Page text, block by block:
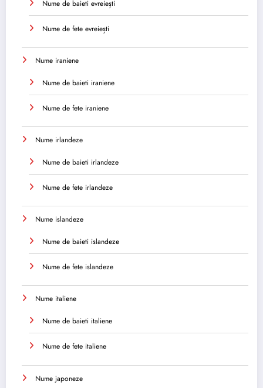
Nume de baieti evreiești
Nume de fete evreiești
Nume iraniene
Nume de baieti iraniene
Nume de fete iraniene
Nume irlandeze
Nume de baieti irlandeze
Nume de fete irlandeze
Nume islandeze
Nume de baieti islandeze
Nume de fete islandeze
Nume italiene
Nume de baieti italiene
Nume de fete italiene
Nume japoneze